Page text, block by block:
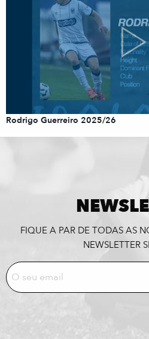
Rodrigo Guerreiro 2025/26
FIQUE A PAR DE TODAS AS
NEWSLETTER